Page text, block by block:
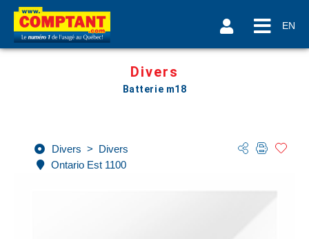
EN
Divers
Batterie m18
Divers > Divers
Ontario Est 1100